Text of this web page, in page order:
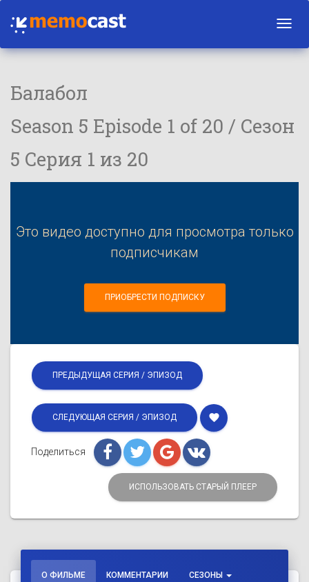
Балабол
Season 5 Episode 1 of 20 / Сезон
5 Серия 1 из 20
Это видео доступно для просмотра только
подписчикам
ПРИОБРЕСТИ ПОДПИСКУ
ПРЕДЫДУЩАЯ СЕРИЯ / ЭПИЗОД
СЛЕДУЮЩАЯ СЕРИЯ / ЭПИЗОД favorite
Поделиться
ИСПОЛЬЗОВАТЬ СТАРЫЙ ПЛЕЕР
О ФИЛЬМЕ КОММЕНТАРИИ СЕЗОНЫ